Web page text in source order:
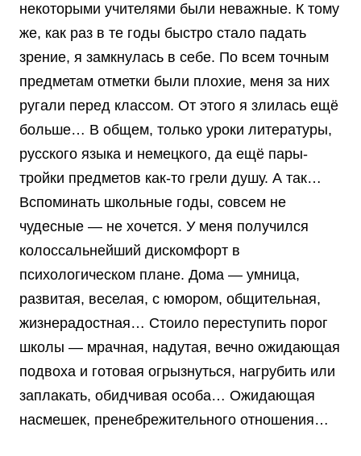
некоторыми учителями были неважные. К тому
же, как раз в те годы быстро стало падать
зрение, я замкнулась в себе. По всем точным
предметам отметки были плохие, меня за них
ругали перед классом. От этого я злилась ещё
больше… В общем, только уроки литературы,
русского языка и немецкого, да ещё пары-
тройки предметов как-то грели душу. А так…
Вспоминать школьные годы, совсем не
чудесные — не хочется. У меня получился
колоссальнейший дискомфорт в
психологическом плане. Дома — умница,
развитая, веселая, с юмором, общительная,
жизнерадостная… Стоило переступить порог
школы — мрачная, надутая, вечно ожидающая
подвоха и готовая огрызнуться, нагрубить или
заплакать, обидчивая особа… Ожидающая
насмешек, пренебрежительного отношения…